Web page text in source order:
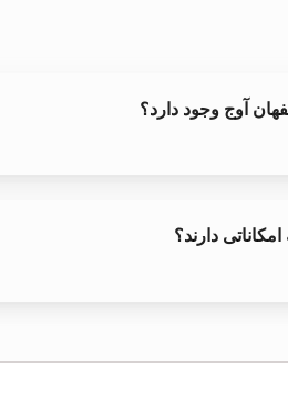
آوج وجود دارد؟
دارند؟